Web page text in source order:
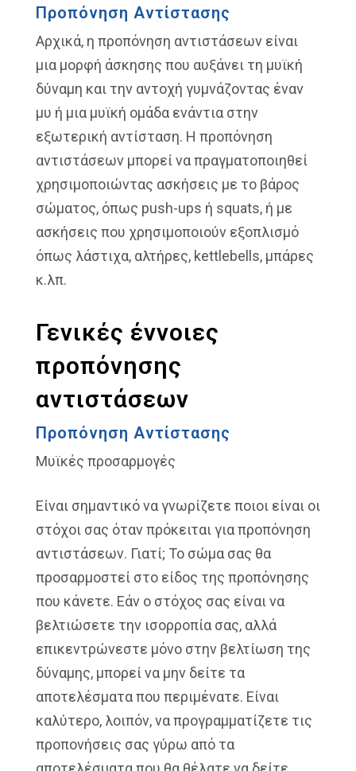
Προπόνηση Αντίστασης
Αρχικά, η προπόνηση αντιστάσεων είναι
μια μορφή άσκησης που αυξάνει τη μυϊκή
δύναμη και την αντοχή γυμνάζοντας έναν
μυ ή μια μυϊκή ομάδα ενάντια στην
εξωτερική αντίσταση. Η προπόνηση
αντιστάσεων μπορεί να πραγματοποιηθεί
χρησιμοποιώντας ασκήσεις με το βάρος
σώματος, όπως push-ups ή squats, ή με
ασκήσεις που χρησιμοποιούν εξοπλισμό
όπως λάστιχα, αλτήρες, kettlebells, μπάρες
κ.λπ.
Γενικές έννοιες
προπόνησης
αντιστάσεων
Προπόνηση Αντίστασης
Μυϊκές προσαρμογές
Είναι σημαντικό να γνωρίζετε ποιοι είναι οι
στόχοι σας όταν πρόκειται για προπόνηση
αντιστάσεων. Γιατί; Το σώμα σας θα
προσαρμοστεί στο είδος της προπόνησης
που κάνετε. Εάν ο στόχος σας είναι να
βελτιώσετε την ισορροπία σας, αλλά
επικεντρώνεστε μόνο στην βελτίωση της
δύναμης, μπορεί να μην δείτε τα
αποτελέσματα που περιμένατε. Είναι
καλύτερο, λοιπόν, να προγραμματίζετε τις
προπονήσεις σας γύρω από τα